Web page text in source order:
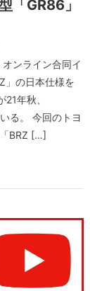
「GR86」
ンライン合同イ
」の日本仕様を
年秋、
る。 今回のトヨ
BRZ […]